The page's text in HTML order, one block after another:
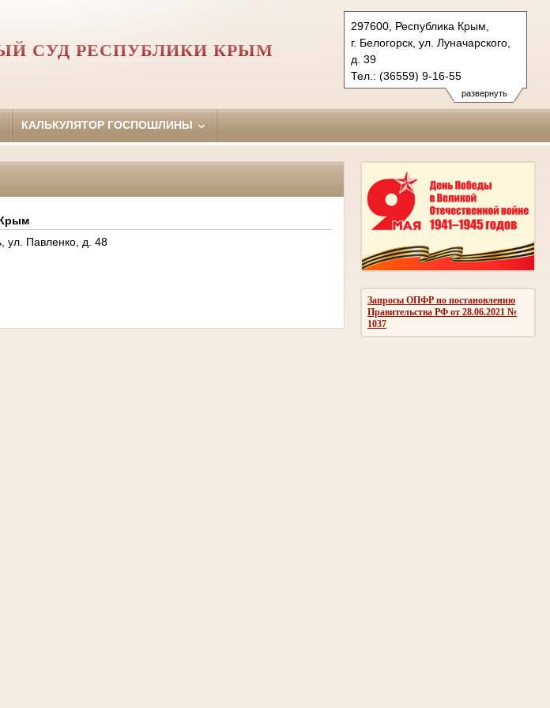
развернуть
297600, Республика Крым,
г. Белогорск, ул. Луначарского,
д. 39
Тел.: (36559) 9-16-55
belogorskiy.krm@sudrf.ru
СУД РЕСПУБЛИКИ КРЫМ
КАЛЬКУЛЯТОР ГОСПОШЛИНЫ
Запросы ОПФР по постановлению
Правительства РФ от 28.06.2021 №
1037
Крым
ул. Павленко, д. 48